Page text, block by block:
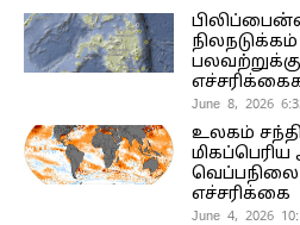
June 8, 2026
உலகம்
வெப்பநிலை
எச்சரிக்கை
June 4, 2026